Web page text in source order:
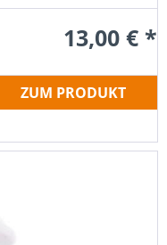
13,00 € *
ZUM PRODUKT